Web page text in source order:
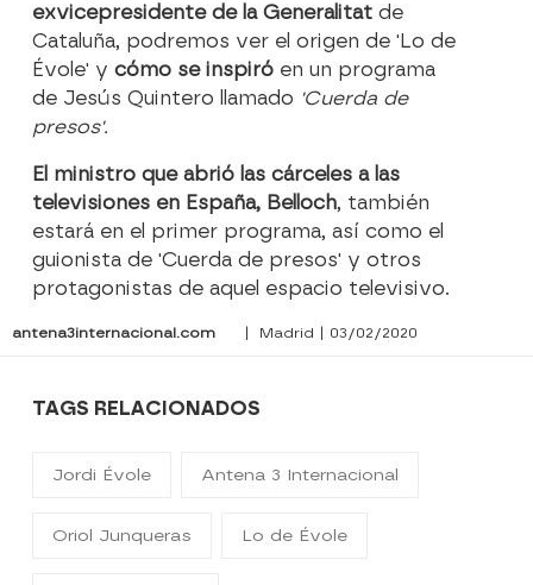
exvicepresidente de la Generalitatde
Cataluña, podremos ver el origen de 'Lo de
Évole' y cómo se inspiró en un programa
de Jesús Quintero llamado 'Cuerda de
presos'.
El ministro que abrió las cárceles a las
televisiones en España, Belloch, también
estará en el primer programa, así como el
guionista de 'Cuerda de presos' y otros
protagonistas de aquel espacio televisivo.
antena3internacional.com | Madrid | 03/02/2020
TAGS RELACIONADOS
Jordi Évole Antena 3 Internacional
Oriol Junqueras Lo de Évole